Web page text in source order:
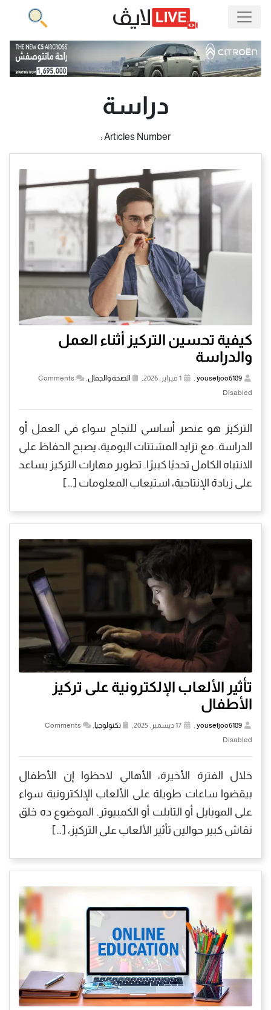
دراسة
Articles Number :
كيفية تحسين التركيز أثناء العمل
والدراسة
yousefjoo6189 الصحة والجمال
Comments
Disabled
التركيز هو عنصر أساسي للنجاح سواء في العمل أو
الدراسة. مع تزايد المشتتات اليومية، يصبح الحفاظ على
الانتباه الكامل تحديًا كبيرًا. تطوير مهارات التركيز يساعد
على زيادة الإنتاجية، استيعاب المعلومات […]
تأثير الألعاب الإلكترونية على تركيز
الأطفال
yousefjoo6189
, تكنولوجيا,
Comments
Disabled
خلال الفترة الأخيرة، الأهالي لاحظوا إن الأطفال
بيقضوا ساعات طويلة على الألعاب الإلكترونية سواء
على الموبايل أو التابلت أو الكمبيوتر. الموضوع ده خلق
نقاش كبير حوالين تأثير الألعاب على التركيز، […]